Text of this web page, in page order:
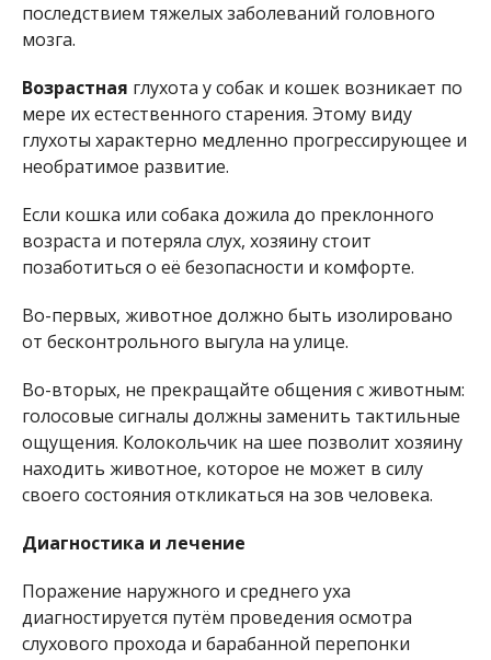
последствием тяжелых заболеваний головного
мозга.
Возрастная глухота у собак и кошек возникает по
мере их естественного старения. Этому виду
глухоты характерно медленно прогрессирующее и
необратимое развитие.
Если кошка или собака дожила до преклонного
возраста и потеряла слух, хозяину стоит
позаботиться о её безопасности и комфорте.
Во-первых, животное должно быть изолировано
от бесконтрольного выгула на улице.
Во-вторых, не прекращайте общения с животным:
голосовые сигналы должны заменить тактильные
ощущения. Колокольчик на шее позволит хозяину
находить животное, которое не может в силу
своего состояния откликаться на зов человека.
Диагностика и лечение
Поражение наружного и среднего уха
диагностируется путём проведения осмотра
слухового прохода и барабанной перепонки